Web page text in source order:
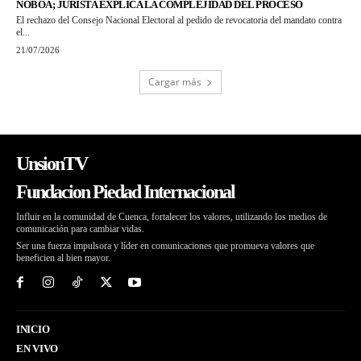
NOBOA; JURISTA EXPLICA LA COMPLEJIDAD DEL PROCESO
El rechazo del Consejo Nacional Electoral al pedido de revocatoria del mandato contra
el...
21/07/2026
Cargar más
UnsionTV
Fundacion Piedad Internacional
Influir en la comunidad de Cuenca, fortalecer los valores, utilizando los medios de
comunicación para cambiar vidas.
Ser una fuerza impulsora y líder en comunicaciones que promueva valores que
beneficien al bien mayor.
INICIO
EN VIVO